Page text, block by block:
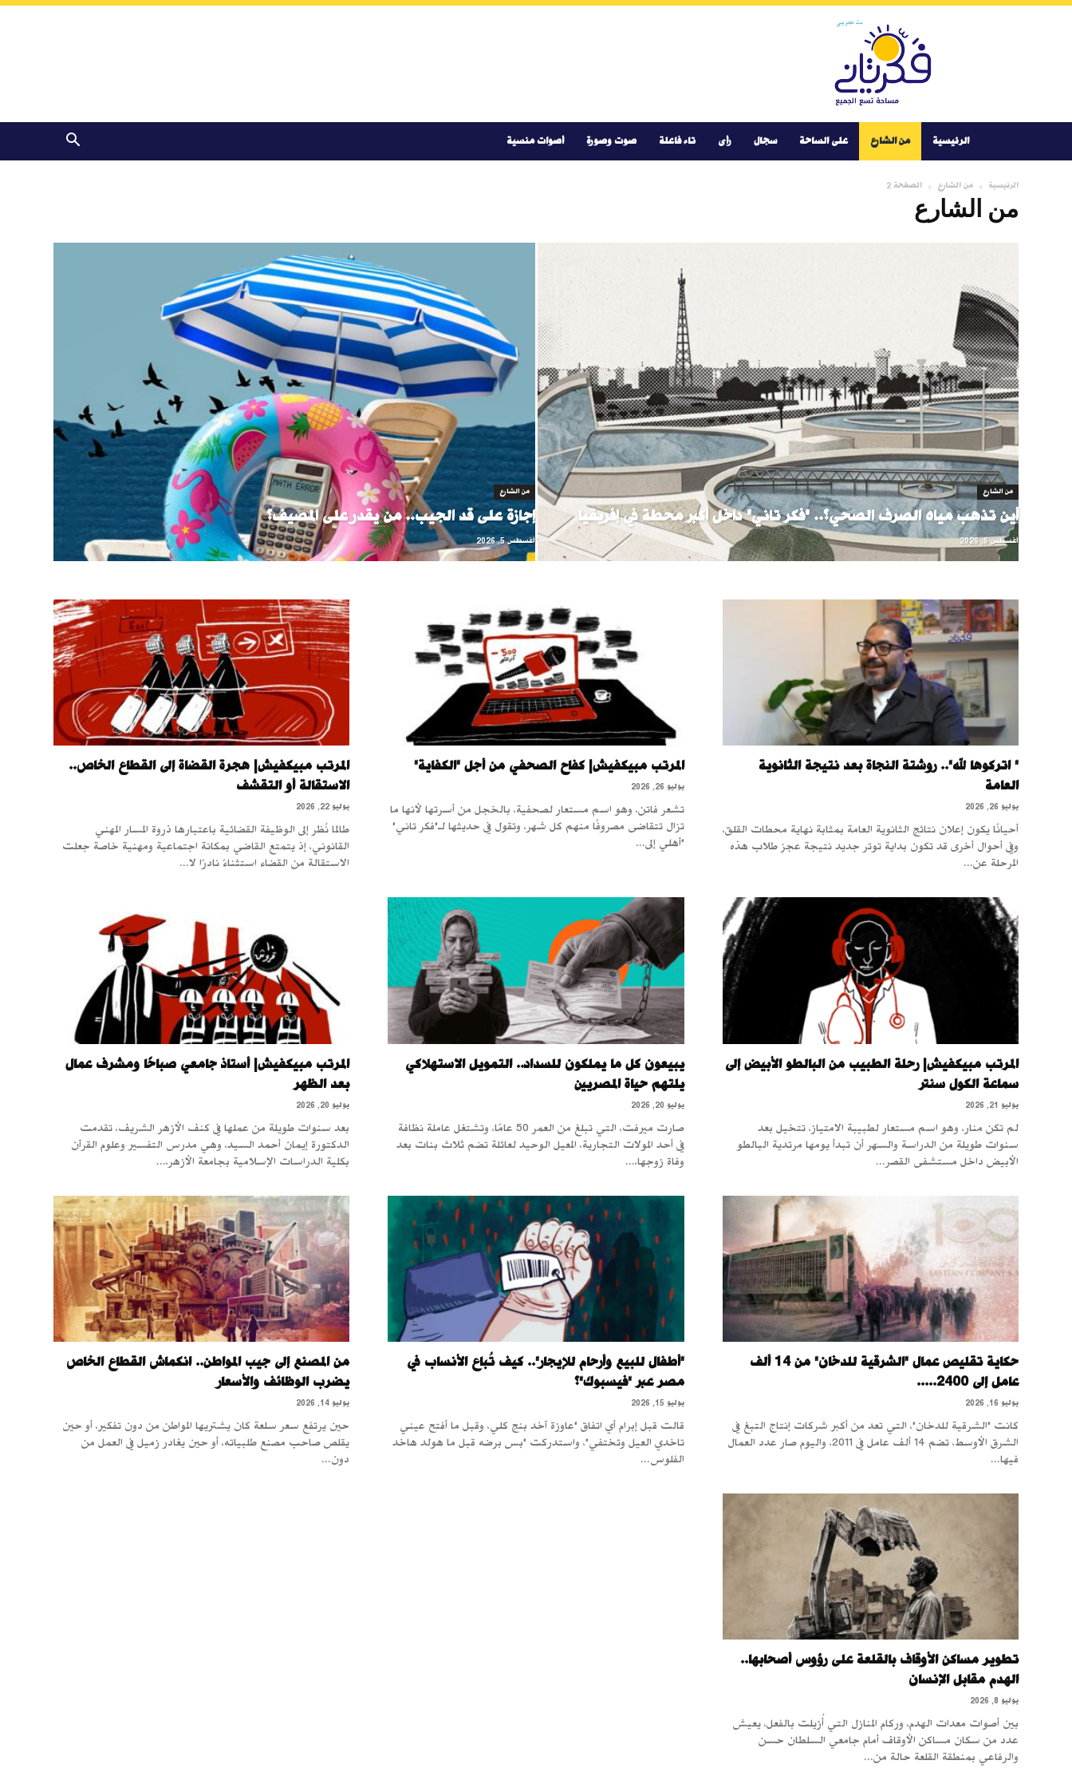
الرئيسية من الشارع على الساحة سجال رأى تاء فاعلة صوت وصورة أصوات منسية
الرئيسية من الشارع الصفحة 2
من الشارع
من الشارع
أين تذهب مياه الصرف الصحي؟.. "فكر تاني" داخل أكبر محطة في إفريقيا
أغسطس 6, 2026
من الشارع
إجازة على قد الجيب.. من يقدر على المصيف؟
أغسطس 5, 2026
" اتركوها لله".. روشتة النجاة بعد نتيجة الثانوية
العامة
يوليو 26, 2026
أحيانًا يكون إعلان نتائج الثانوية العامة بمثابة نهاية محطات القلق،
وفي أحوال أخرى قد تكون بداية توتر جديد نتيجة عجز طلاب هذه
المرحلة عن...
المرتب مبيكفيش| كفاح الصحفي من أجل "الكفاية"
يوليو 26, 2026
تشعر فاتن، وهو اسم مستعار لصحفية، بالخجل من أسرتها لأنها ما
تزال تتقاضى مصروفًا منهم كل شهر، وتقول في حديثها لـ"فكر تاني"
"أهلي إلى...
المرتب مبيكفيش| هجرة القضاة إلى القطاع الخاص..
الاستقالة أو التقشف
يوليو 22, 2026
طالما نُظر إلى الوظيفة القضائية باعتبارها ذروة المسار المهني
القانوني، إذ يتمتع القاضي بمكانة اجتماعية ومهنية خاصة جعلت
الاستقالة من القضاء استثناءً نادرًا لا...
المرتب مبيكفيش| رحلة الطبيب من البالطو الأبيض إلى
سماعة الكول سنتر
يوليو 21, 2026
لم تكن منار، وهو اسم مستعار لطبيبة الامتياز، تتخيل بعد
سنوات طويلة من الدراسة والسهر أن تبدأ يومها مرتدية البالطو
الأبيض داخل مستشفى القصر...
يبيعون كل ما يملكون للسداد.. التمويل الاستهلاكي
يلتهم حياة المصريين
يوليو 20, 2026
صارت ميرفت، التي تبلغ من العمر 50 عامًا، وتشتغل عاملة نظافة
في أحد المولات التجارية، المعيل الوحيد لعائلة تضم ثلاث بنات بعد
وفاة زوجها،...
المرتب مبيكفيش| أستاذ جامعي صباحًا ومشرف عمال
بعد الظهر
يوليو 20, 2026
بعد سنوات طويلة من عملها في كنف الأزهر الشريف، تقدمت
الدكتورة إيمان أحمد السيد، وهي مدرس التفسير وعلوم القرآن
بكلية الدراسات الإسلامية بجامعة الأزهر،...
حكاية تقليص عمال "الشرقية للدخان" من 14 ألف
عامل إلى 2400.....
يوليو 16, 2026
كانت "الشرقية للدخان"، التي تعد من أكبر شركات إنتاج التبغ في
الشرق الأوسط، تضم 14 ألف عامل في 2011، واليوم صار عدد العمال
فيها...
"أطفال للبيع وأرحام للإيجار".. كيف تُباع الأنساب في
مصر عبر "فيسبوك"؟
يوليو 15, 2026
قالت قبل إبرام أي اتفاق "عاوزة آخد بنج كلي، وقبل ما أفتح عيني
تاخدي العيل وتختفي"، واستدركت "بس برضه قبل ما هولد هاخد
الفلوس...
من المصنع إلى جيب المواطن.. انكماش القطاع الخاص
يضرب الوظائف والأسعار
يوليو 14, 2026
حين يرتفع سعر سلعة كان يشتريها المواطن من دون تفكير، أو حين
يقلص صاحب مصنع طلبياته، أو حين يغادر زميل في العمل من
دون...
تطوير مساكن الأوقاف بالقلعة على رؤوس أصحابها..
الهدم مقابل الإنسان
يوليو 8, 2026
بين أصوات معدات الهدم، وركام المنازل التي أُزيلت بالفعل، يعيش
عدد من سكان مساكن الأوقاف أمام جامعي السلطان حسن
والرفاعي بمنطقة القلعة حالة من...